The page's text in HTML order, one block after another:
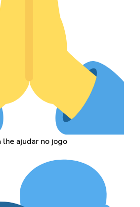
lhe ajudar no jogo